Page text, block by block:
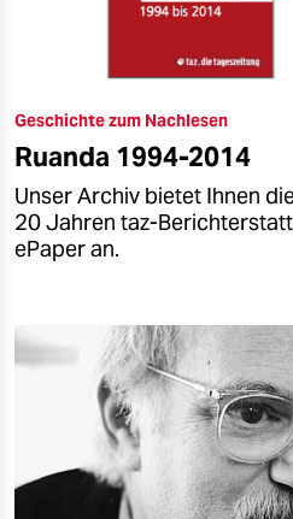
Geschichte zum Nachlesen
Ruanda 1994-2014
Unser Archiv bietet Ihnen
20 Jahren taz-
ePaper an.